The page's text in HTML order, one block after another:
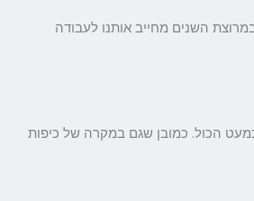
השנים מחייב אותנו לעבודה
כמעט הכול. כמובן שגם במקרה של כיפות